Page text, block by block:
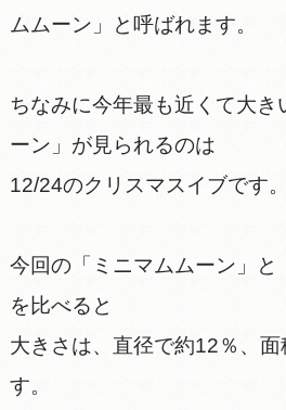
ムムーン」と呼ばれます。
ちなみに今年最も近くて大き
ーン」が見られるのは
12/24のクリスマスイブです。
今回の「ミニマムムーン」と
を比べると
大きさは、直径で約12％、
す。